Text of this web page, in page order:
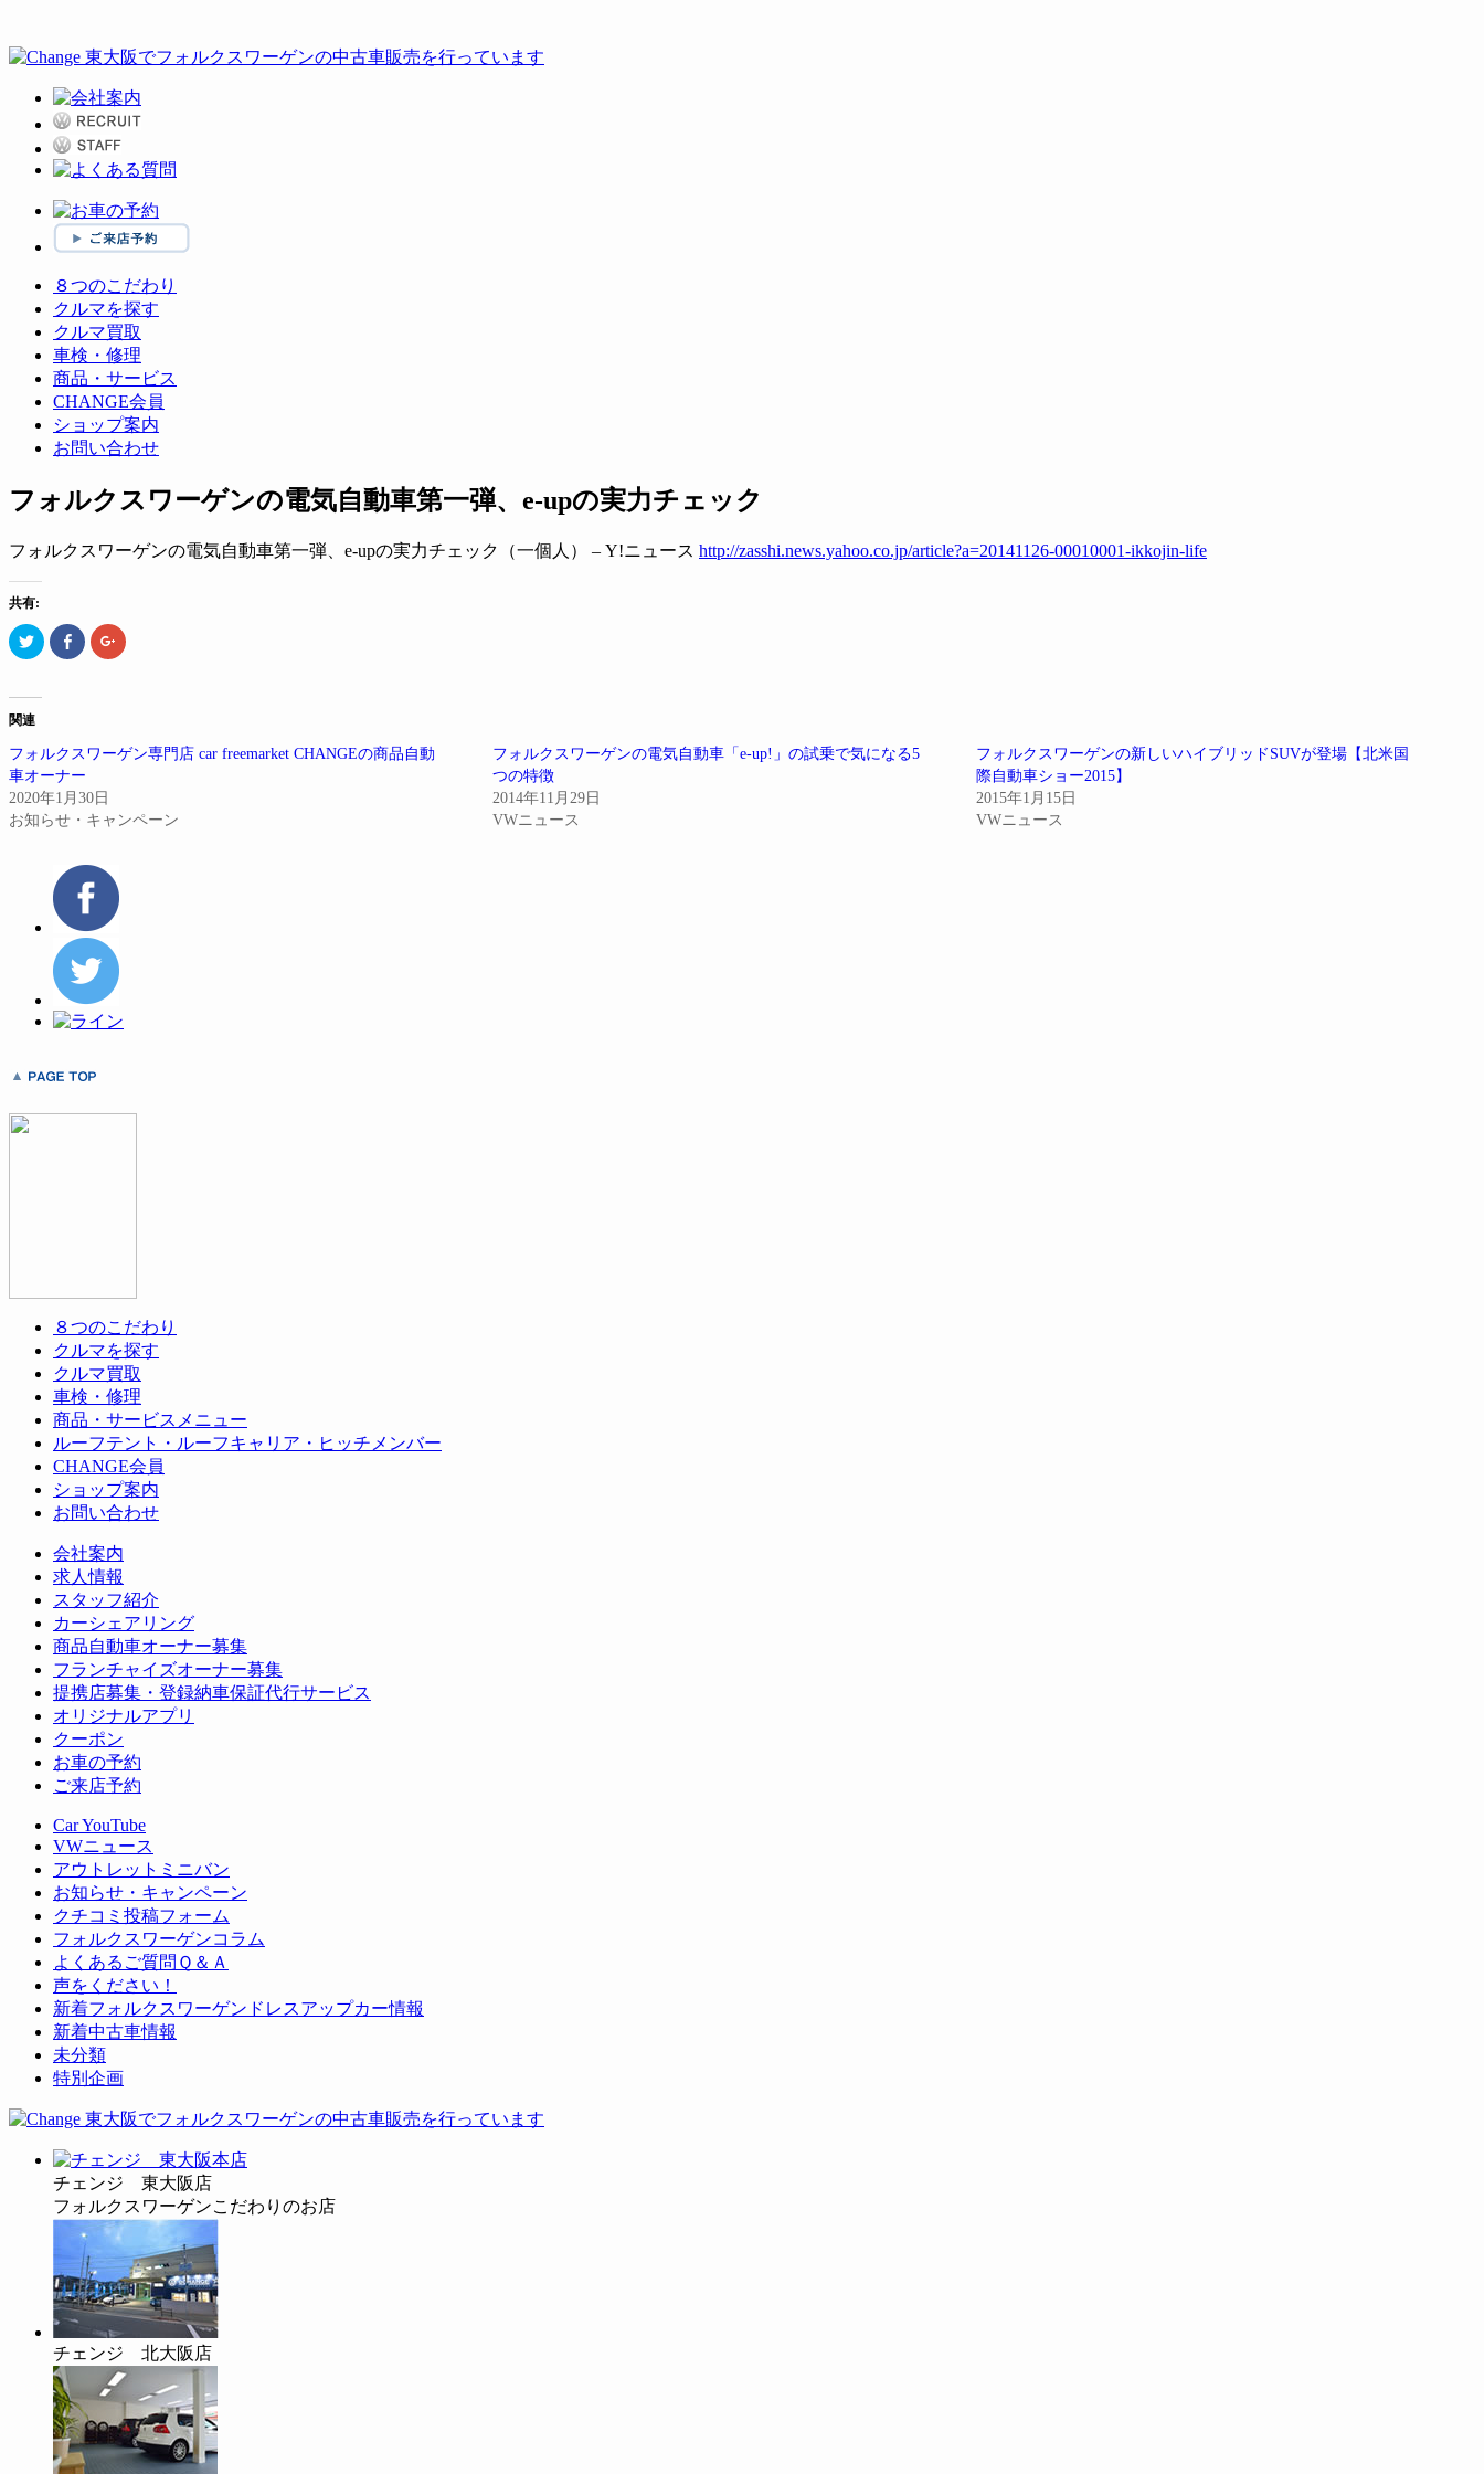
８つのこだわり
クルマを探す
クルマ買取
車検・修理
商品・サービス
CHANGE会員
ショップ案内
お問い合わせ
フォルクスワーゲンの電気自動車第一弾、e-upの実力チェック
フォルクスワーゲンの電気自動車第一弾、e-upの実力チェック（一個人） – Y!ニュース http://zasshi.news.yahoo.co.jp/article?a=20141126-00010001-ikkojin-life
共有:
ク
リ
共
有
(新
い
ウ
ィ
す)
Facebook
で
ク
リ
ッ
し
く
い
(新
し
い
ウ
ィ
ン
ド
ウ
で
き
ま
ク
リ
共
有
ウ
ィ
開
き
関連
フォルクスワーゲン専門店 car freemarket CHANGEの商品自動
車オーナー
2020年1月30日
お知らせ・キャンペーン
フォルクスワーゲンの電気自動車「e-up!」の試乗で気になる5
つの特徴
2014年11月29日
VWニュース
フォルクスワーゲンの新しいハイブリッドSUVが登場【北米国
際自動車ショー2015】
2015年1月15日
VWニュース
８つのこだわり
クルマを探す
クルマ買取
車検・修理
商品・サービスメニュー
ルーフテント・ルーフキャリア・ヒッチメンバー
CHANGE会員
ショップ案内
お問い合わせ
会社案内
求人情報
スタッフ紹介
カーシェアリング
商品自動車オーナー募集
フランチャイズオーナー募集
提携店募集・登録納車保証代行サービス
オリジナルアプリ
クーポン
お車の予約
ご来店予約
Car YouTube
VWニュース
アウトレットミニバン
お知らせ・キャンペーン
クチコミ投稿フォーム
フォルクスワーゲンコラム
よくあるご質問Ｑ＆Ａ
声をください！
新着フォルクスワーゲンドレスアップカー情報
新着中古車情報
未分類
特別企画
チェンジ 東大阪店
フォルクスワーゲンこだわりのお店
チェンジ 北大阪店